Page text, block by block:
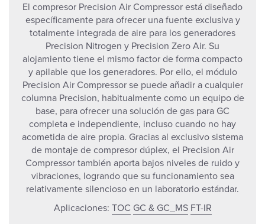
El compresor Precision Air Compressor está diseñado
específicamente para ofrecer una fuente exclusiva y
totalmente integrada de aire para los generadores
Precision Nitrogen y Precision Zero Air. Su
alojamiento tiene el mismo factor de forma compacto
y apilable que los generadores. Por ello, el módulo
Precision Air Compressor se puede añadir a cualquier
columna Precision, habitualmente como un equipo de
base, para ofrecer una solución de gas para GC
completa e independiente, incluso cuando no hay
acometida de aire propia. Gracias al exclusivo sistema
de montaje de compresor dúplex, el Precision Air
Compressor también aporta bajos niveles de ruido y
vibraciones, logrando que su funcionamiento sea
relativamente silencioso en un laboratorio estándar.
Aplicaciones: TOC GC & GC_MS FT-IR